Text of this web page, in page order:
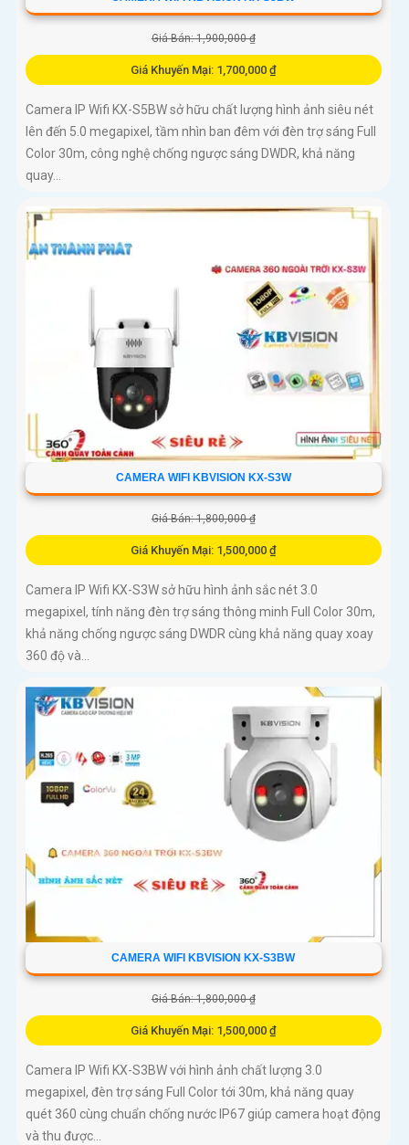
Giá Bán: 1,900,000 ₫
Giá Khuyến Mại: 1,700,000 ₫
Camera IP Wifi KX-S5BW sở hữu chất lượng hình ảnh siêu nét
lên đến 5.0 megapixel, tầm nhìn ban đêm với đèn trợ sáng Full
Color 30m, công nghệ chống ngược sáng DWDR, khả năng
quay...
CAMERA WIFI KBVISION KX-S3W
Giá Bán: 1,800,000 ₫
Giá Khuyến Mại: 1,500,000 ₫
Camera IP Wifi KX-S3W sở hữu hình ảnh sắc nét 3.0
megapixel, tính năng đèn trợ sáng thông minh Full Color 30m,
khả năng chống ngược sáng DWDR cùng khả năng quay xoay
360 độ và...
CAMERA WIFI KBVISION KX-S3BW
Giá Bán: 1,800,000 ₫
Giá Khuyến Mại: 1,500,000 ₫
Camera IP Wifi KX-S3BW với hình ảnh chất lượng 3.0
megapixel, đèn trợ sáng Full Color tới 30m, khả năng quay
quét 360 cùng chuẩn chống nước IP67 giúp camera hoạt động
và thu được...